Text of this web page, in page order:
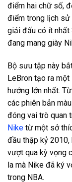
điểm hai chữ số,
điểm trong lịch sử
giải đấu có ít nhất
đang mang giày
Bộ sưu tập này
LeBron tạo ra một
hưởng lớn nhất.
các phiên bản
đóng vai trò quan
Nike từ một sở
đầu thập kỷ
vượt qua kỳ vọng
la mà Nike đã ký
trong NBA.